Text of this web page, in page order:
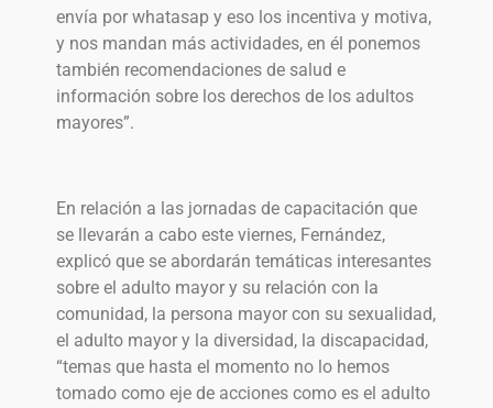
envía por whatasap y eso los incentiva y motiva,
y nos mandan más actividades, en él ponemos
también recomendaciones de salud e
información sobre los derechos de los adultos
mayores”.
En relación a las jornadas de capacitación que
se llevarán a cabo este viernes, Fernández,
explicó que se abordarán temáticas interesantes
sobre el adulto mayor y su relación con la
comunidad, la persona mayor con su sexualidad,
el adulto mayor y la diversidad, la discapacidad,
“temas que hasta el momento no lo hemos
tomado como eje de acciones como es el adulto